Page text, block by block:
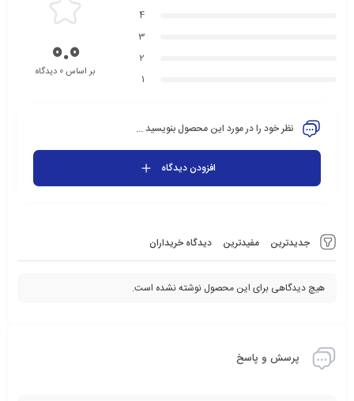
جدیدترین مفیدترین دیدگاه خریداران
هیچ دیدگاهی برای این محصول نوشته نشده است.
4
3
2
1
0.0بر اساس 0 دیدگاه
نظر خود را در مورد این محصول بنویسید ...
افزودن دیدگاه
پرسش و پاسخ